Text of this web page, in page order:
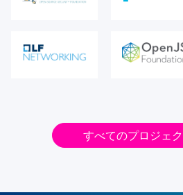
すべてのプロジェ